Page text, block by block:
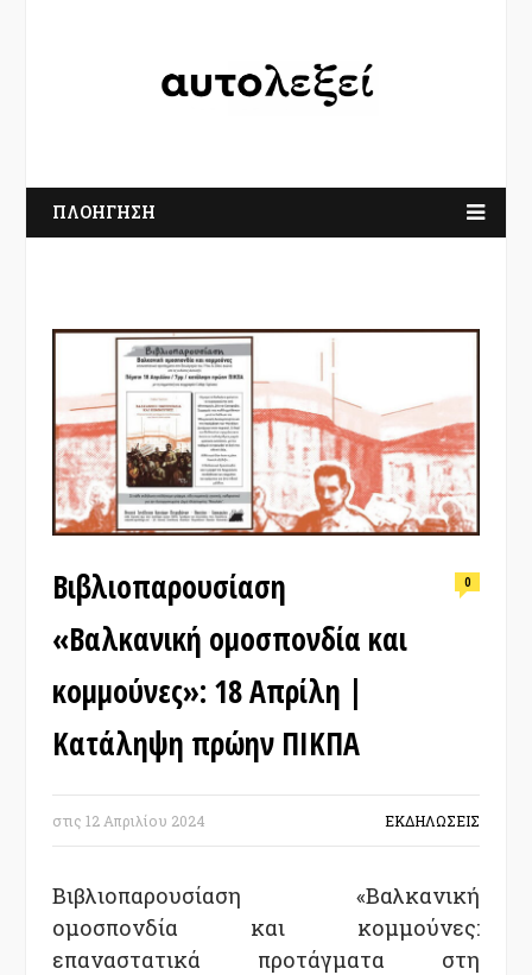
ΠΛΟΗΓΗΣΗ
Βιβλιοπαρουσίαση
«Βαλκανική ομοσπονδία και
κομμούνες»: 18 Απρίλη |
Κατάληψη πρώην ΠΙΚΠΑ
0
στις 12 Απριλίου 2024 ΕΚΔΗΛΩΣΕΙΣ
Βιβλιοπαρουσίαση «Βαλκανική
ομοσπονδία και κομμούνες:
επαναστατικά προτάγματα στη